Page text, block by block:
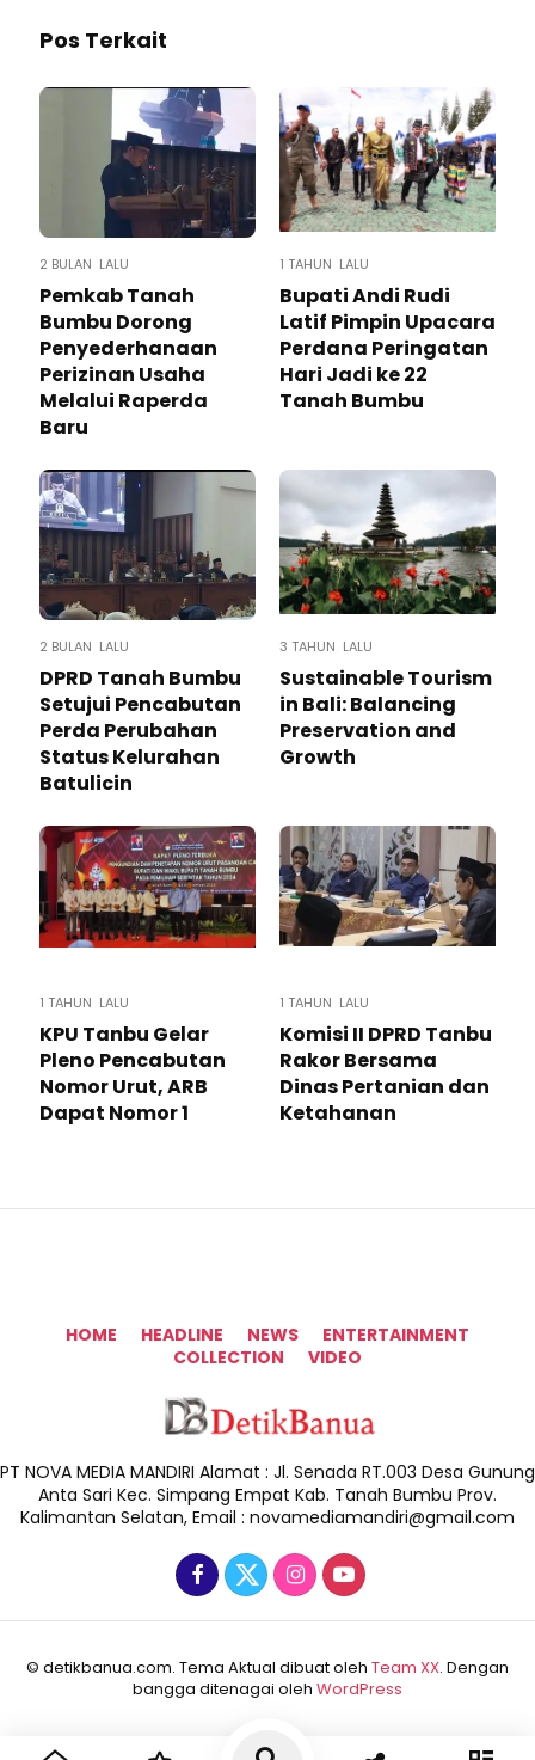
Pos Terkait
2 BULAN LALU
Pemkab Tanah
Bumbu Dorong
Penyederhanaan
Perizinan Usaha
Melalui Raperda
Baru
1 TAHUN LALU
Bupati Andi Rudi
Latif Pimpin Upacara
Perdana Peringatan
Hari Jadi ke 22
Tanah Bumbu
2 BULAN LALU
DPRD Tanah Bumbu
Setujui Pencabutan
Perda Perubahan
Status Kelurahan
Batulicin
3 TAHUN LALU
Sustainable Tourism
in Bali: Balancing
Preservation and
Growth
1 TAHUN LALU
KPU Tanbu Gelar
Pleno Pencabutan
Nomor Urut, ARB
Dapat Nomor 1
1 TAHUN LALU
Komisi II DPRD Tanbu
Rakor Bersama
Dinas Pertanian dan
Ketahanan
HOME HEADLINE NEWS
ENTERTAINMENT
COLLECTION
VIDEO
PT NOVA MEDIA MANDIRI Alamat : Jl. Senada RT.003 Desa Gunung
Anta Sari Kec. Simpang Empat Kab. Tanah Bumbu Prov.
Kalimantan Selatan, Email : novamediamandiri@gmail.com
© detikbanua.com. Tema Aktual dibuat oleh Team XX. Dengan
bangga ditenagai oleh WordPress